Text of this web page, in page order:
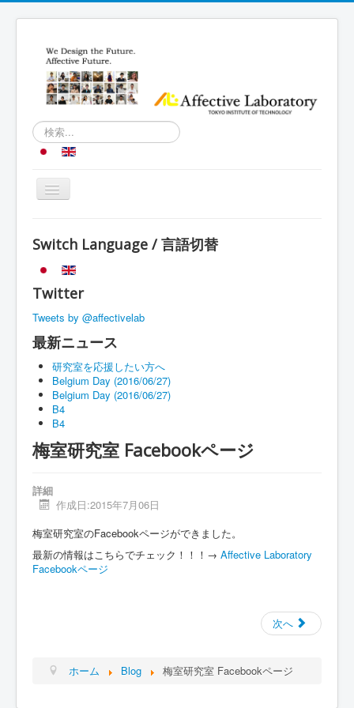
検
索...
Toggle
メンバー
Blog
FAQ
連絡先
研究室を応援
Switch Language / 言語切替
Twitter
Tweets by @affectivelab
最新ニュース
研究室を応援したい方へ
Belgium Day (2016/06/27)
Belgium Day (2016/06/27)
B4
B4
梅室研究室 Facebookページ
詳細
作成日:2015年7月06日
梅室研究室のFacebookページができました。
最新の情報はこちらでチェック！！！→ Affective Laboratory
Facebookページ
次へ
ホーム Blog 梅室研究室 Facebookページ